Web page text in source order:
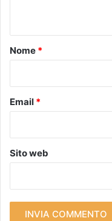
o
Nome *
Email *
Sito web